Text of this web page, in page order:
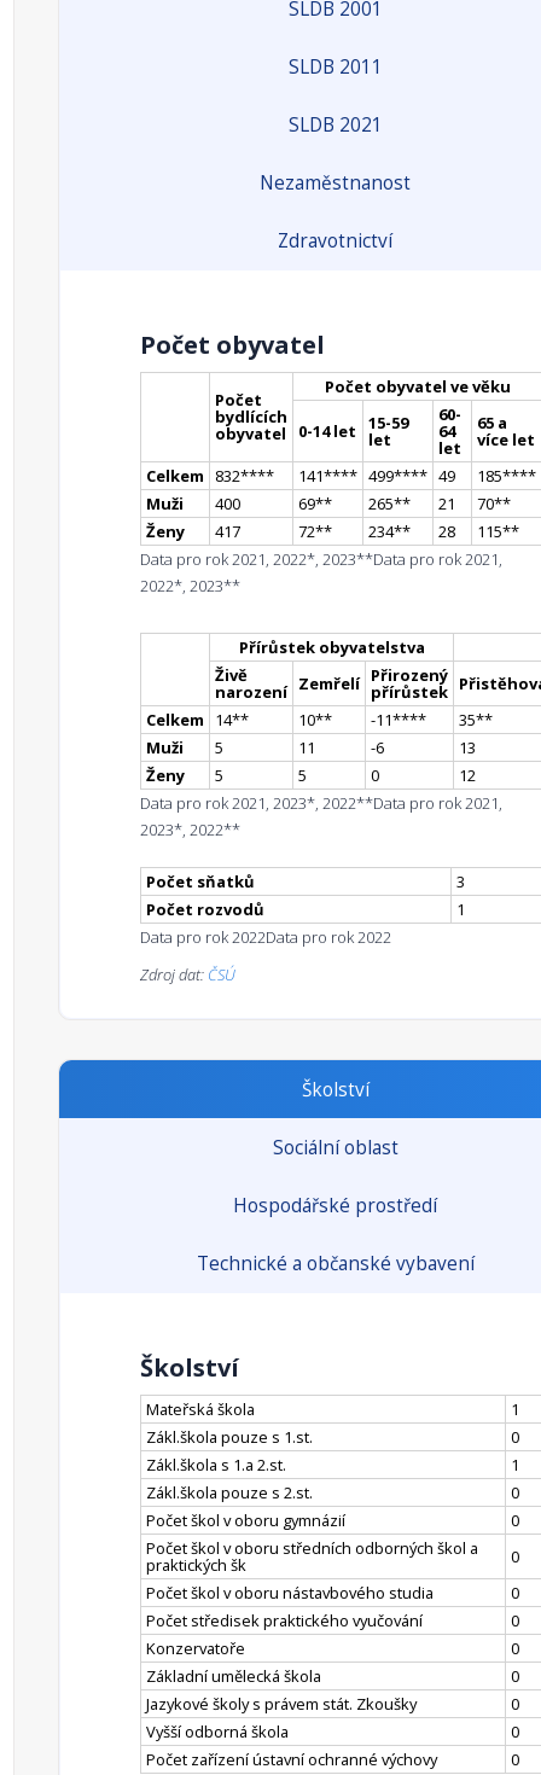
SLDB 2001
SLDB 2011
SLDB 2021
Nezaměstnanost
Zdravotnictví
Počet obyvatel
Počet
bydlících
obyvatel
Počet obyvatel ve věku
0-14 let 15-59
let
60-
64
let
65 a
více let
Celkem
832**** 141**** 499**** 49 185****
Muži
400 69** 265** 21 70**
Ženy
417 72** 234** 28 115**
Data pro rok 2021, 2022*, 2023**Data pro rok 2021,
2022*, 2023**
Přírůstek obyvatelstva
Živě
narození Zemřelí Přirozený
přírůstek
Celkem
14** 10** -11**** 35**
Muži
5 11 -6
13
Ženy
5 5 0
12
Data pro rok 2021, 2023*, 2022**Data pro rok 2021,
2023*, 2022**
Počet sňatků
3
Počet rozvodů
1
Data pro rok 2022Data pro rok 2022
Zdroj dat: ČSÚ
Školství
Sociální oblast
Hospodářské prostředí
Technické a občanské vybavení
Školství
Mateřská škola
1
Zákl.škola pouze s 1.st.
0
Zákl.škola s 1.a 2.st.
1
Zákl.škola pouze s 2.st.
0
Počet škol v oboru gymnázií
0
Počet škol v oboru středních odborných škol a
praktických šk
0
Počet škol v oboru nástavbového studia
0
Počet středisek praktického vyučování
0
Konzervatoře
0
Základní umělecká škola
0
Jazykové školy s právem stát. Zkoušky
0
Vyšší odborná škola
0
Počet zařízení ústavní ochranné výchovy
0